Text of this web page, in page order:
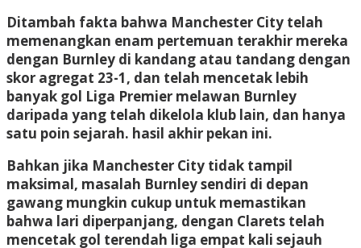
Ditambah fakta bahwa Manchester City telah
memenangkan enam pertemuan terakhir mereka
dengan Burnley di kandang atau tandang dengan
skor agregat 23-1, dan telah mencetak lebih
banyak gol Liga Premier melawan Burnley
daripada yang telah dikelola klub lain, dan hanya
satu poin sejarah. hasil akhir pekan ini.
Bahkan jika Manchester City tidak tampil
maksimal, masalah Burnley sendiri di depan
gawang mungkin cukup untuk memastikan
bahwa lari diperpanjang, dengan Clarets telah
mencetak gol terendah liga empat kali sejauh